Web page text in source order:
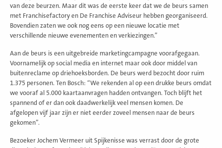
van deze beurzen. Maar dit was de eerste keer dat we de beurs samen
met Franchisefactory en De Franchise Adviseur hebben georganiseerd.
Bovendien zaten we ook nog eens op een nieuwe locatie met
verschillende nieuwe evenementen en verkiezingen.”
Aan de beurs is een uitgebreide marketingcampagne voorafgegaan.
Voornamelijk op social media en internet maar ook door middel van
buitenreclame op driehoeksborden. De beurs werd bezocht door ruim
1.375 personen. Ten Bosch: “We rekenden al op een drukke beurs omdat
we vooraf al 5.000 kaartaanvragen hadden ontvangen. Toch blijft het
spannend of er dan ook daadwerkelijk veel mensen komen. De
afgelopen vijf jaar zijn er niet eerder zoveel mensen naar de beurs
gekomen”.
Bezoeker Jochem Vermeer uit Spijkenisse was verrast door de grote